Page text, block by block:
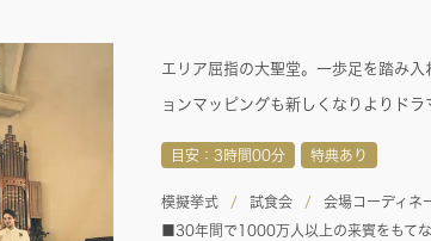
エリア屈指の大聖堂。一歩足を踏み
ョンマッピングも新しくなりよりド
目安：3時間00分 特典あり
模擬挙式 試食会 会場コーディネ
■30年間で1000万人以上の来賓をもて